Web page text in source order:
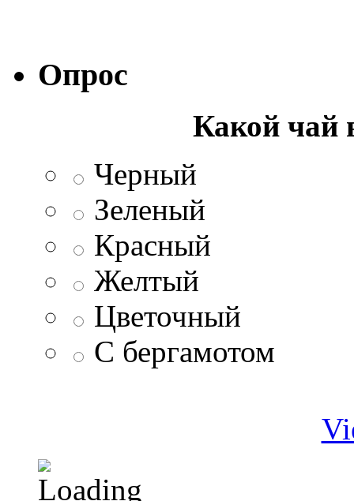
Опрос
Какой чай
Черный
Зеленый
Красный
Желтый
Цветочный
С бергамотом